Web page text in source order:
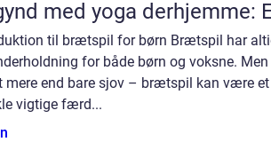
med yoga derhjemme:
til brætspil for børn Brætspil har
for både børn og voksne.
mere end bare sjov – brætspil kan være
vigtige færd...